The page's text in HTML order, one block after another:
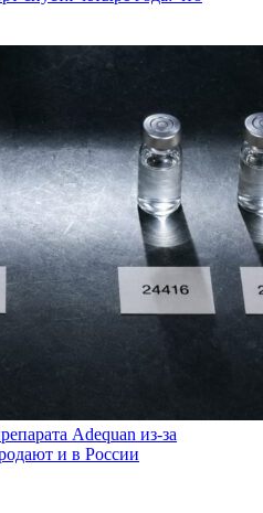
Adequan из-за
и в России